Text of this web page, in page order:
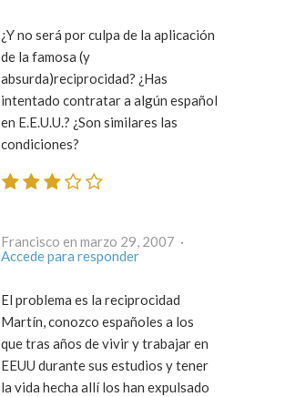
¿Y no será por culpa de la aplicación
de la famosa (y
absurda)reciprocidad? ¿Has
intentado contratar a algún español
en E.E.U.U.? ¿Son similares las
condiciones?
Francisco en marzo 29, 2007 ·
Accede para responder
El problema es la reciprocidad
Martín, conozco españoles a los
que tras años de vivir y trabajar en
EEUU durante sus estudios y tener
la vida hecha allí los han expulsado